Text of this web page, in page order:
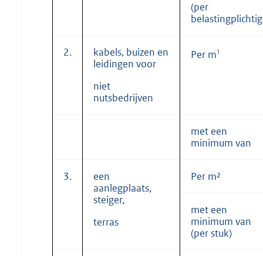
(per
2.
kabels, buizen en
leidingen voor
niet
nutsbedrijven
Per m1
met een
minimum van
3.
een
aanlegplaats,
steiger,
terras
Per m²
met een
minimum van
(per stuk)